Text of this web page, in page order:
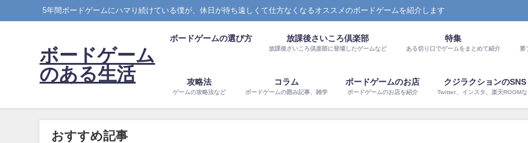
5年間ボードゲームにハマり続けている僕が、休日が待ち遠しくて仕方なくなるオススメのボードゲームを紹介します
ボードゲーム
のある生活
ボードゲームの選び方 放課後さいころ倶楽部
放課後さいころ倶楽部に登場したゲームなど
特集
ある切り口でゲームをまとめて紹介 要
攻略法
ゲームの攻略法など
コラム
ボードゲームの囲み記事、雑学
ボードゲームのお店
ボードゲームのお店を紹介
クジラクションのSNS
Twitter、インスタ、楽天ROOM
おすすめ記事